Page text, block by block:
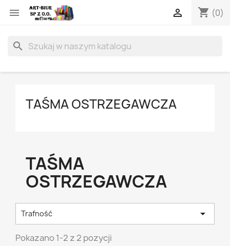
 shopping_cart (0)

search
TAŚMA OSTRZEGAWCZA
TAŚMA
OSTRZEGAWCZA
Trafność 
Pokazano 1-2 z 2 pozycji